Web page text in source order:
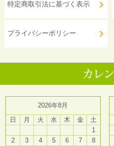
特定商取引法に基づく表示
プライバシーポリシー
2026年8月
日
月 火 水 木 金
土
1
2
3 4 5 6 7
8